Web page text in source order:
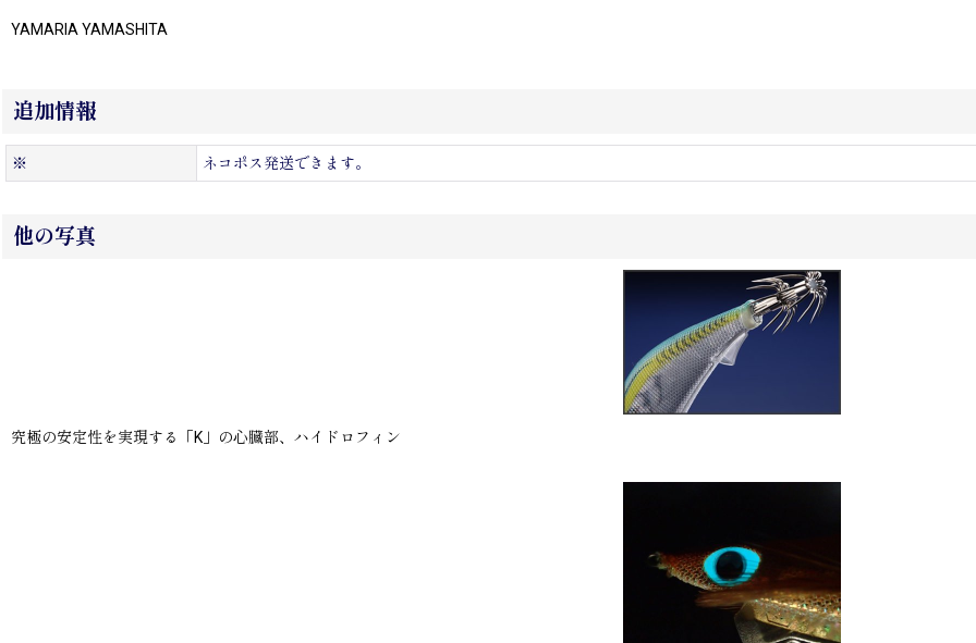
YAMARIA YAMASHITA
追加情報
※ ネコポス発送できます。
他の写真
究極の安定性を実現する「K」の心臓部、ハイドロフィン